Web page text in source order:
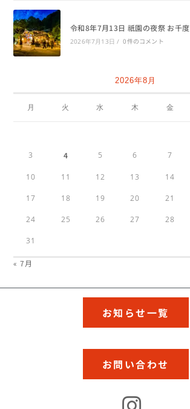
令和8年7月13日 祇園の夜祭 お千度
2026年7月13日 / 0件のコメント
2026年8月
月 火 水 木 金
3 4 5 6 7
10 11 12 13 14
17 18 19 20 21
24 25 26 27 28
31
« 7月
お知らせ一覧
お問い合わせ